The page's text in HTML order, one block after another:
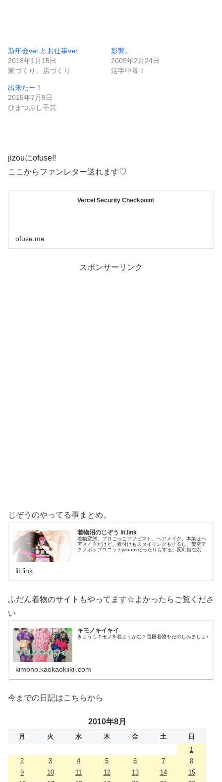
新年会ver.とお仕事ver.
2018年1月15日
家づくり、店づくり
影響。
2009年2月24日
活字中毒！
出来たー！
2015年7月9日
ひまつぶし手芸
jizouにofuse!!
ここからファンレター送れます♡
Vercel Security Checkpoint
ofuse.me
スポンサーリンク
じぞうのやってる事まとめ。
着物沼のじぞう lit.link
着物変態、プロごっこアソビスト、ヘアメイク、本業はヘ
アメイクだけど、着付けもスタイリングもするし、架空テ
クノポップユニットjizoamiだったりもする。変幻自在なた
lit.link
ふだん着物のサイトもやってます☆よかったらご覧くださ
い
キモノキイキイ
きょうもキモノを着ようかな？普段着物をたのしみましょ♪
kimono.kaokaokiikii.com
今までの日記はこちらから
2010年8月
月 火 水 木 金 土
日
1
2
3 4 5 6 7
8
9
10 11 12 13 14
15